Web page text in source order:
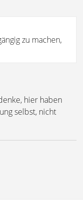
zu machen,
hier haben
selbst, nicht